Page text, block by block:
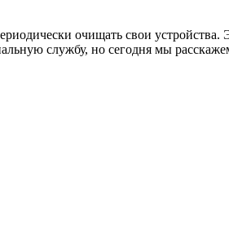
очищать свои устройства.
службу, но сегодня мы